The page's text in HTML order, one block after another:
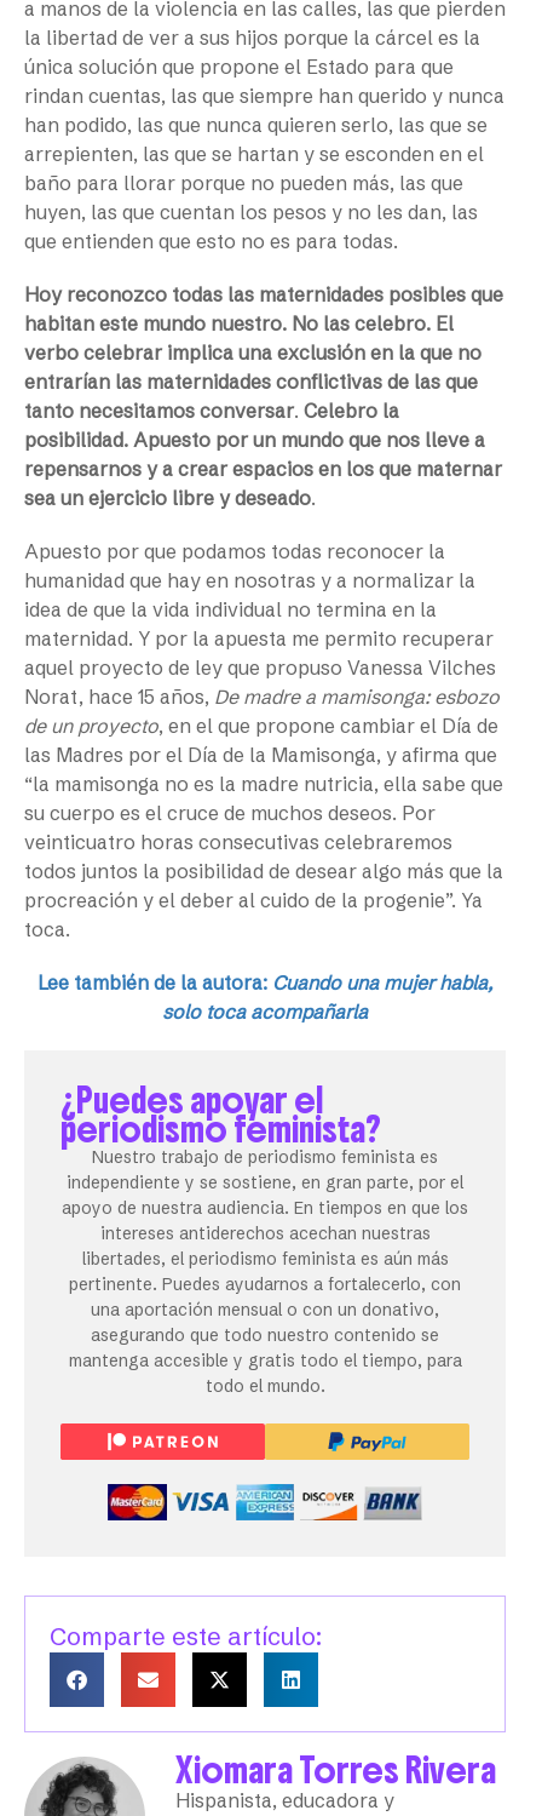
a manos de la violencia en las calles, las que pierden
la libertad de ver a sus hijos porque la cárcel es la
única solución que propone el Estado para que
rindan cuentas, las que siempre han querido y nunca
han podido, las que nunca quieren serlo, las que se
arrepienten, las que se hartan y se esconden en el
baño para llorar porque no pueden más, las que
huyen, las que cuentan los pesos y no les dan, las
que entienden que esto no es para todas.
Hoy reconozco todas las maternidades posibles que
habitan este mundo nuestro. No las celebro. El
verbo celebrar implica una exclusión en la que no
entrarían las maternidades conflictivas de las que
tanto necesitamos conversar. Celebro la
posibilidad. Apuesto por un mundo que nos lleve a
repensarnos y a crear espacios en los que maternar
sea un ejercicio libre y deseado.
Apuesto por que podamos todas reconocer la
humanidad que hay en nosotras y a normalizar la
idea de que la vida individual no termina en la
maternidad. Y por la apuesta me permito recuperar
aquel proyecto de ley que propuso Vanessa Vilches
Norat, hace 15 años, De madre a mamisonga: esbozo
de un proyecto, en el que propone cambiar el Día de
las Madres por el Día de la Mamisonga, y afirma que
“la mamisonga no es la madre nutricia, ella sabe que
su cuerpo es el cruce de muchos deseos. Por
veinticuatro horas consecutivas celebraremos
todos juntos la posibilidad de desear algo más que la
procreación y el deber al cuido de la progenie”. Ya
toca.
Lee también de la autora: Cuando una mujer habla,
solo toca acompañarla
¿Puedes apoyar el
periodismo feminista?
Nuestro trabajo de periodismo feminista es
independiente y se sostiene, en gran parte, por el
apoyo de nuestra audiencia. En tiempos en que los
intereses antiderechos acechan nuestras
libertades, el periodismo feminista es aún más
pertinente. Puedes ayudarnos a fortalecerlo, con
una aportación mensual o con un donativo,
asegurando que todo nuestro contenido se
mantenga accesible y gratis todo el tiempo, para
todo el mundo.
Comparte este artículo:
Xiomara Torres Rivera
Hispanista, educadora y